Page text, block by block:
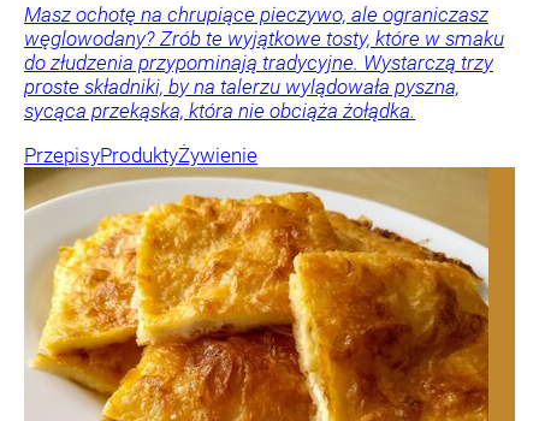
Masz ochotę na chrupiące pieczywo, ale ograniczasz
węglowodany? Zrób te wyjątkowe tosty, które w smaku
do złudzenia przypominają tradycyjne. Wystarczą trzy
proste składniki, by na talerzu wylądowała pyszna,
sycąca przekąska, która nie obciąża żołądka.
PrzepisyProduktyŻywienie